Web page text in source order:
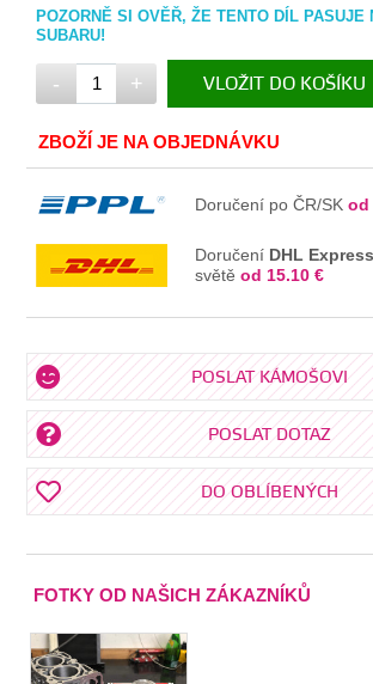
POZORNĚ SI OVĚŘ, ŽE TENTO DÍL PASUJE
SUBARU!
- + VLOŽIT DO KOŠÍKU
V KOŠÍKU
ZBOŽÍ JE NA OBJEDNÁVKU
Doručení po ČR/SKod
Doručení DHL Express
světěod 15.10 €
POSLAT KÁMOŠOVI
POSLAT DOTAZ
DO OBLÍBENÝCH
FOTKY OD NAŠICH ZÁKAZNÍKŮ